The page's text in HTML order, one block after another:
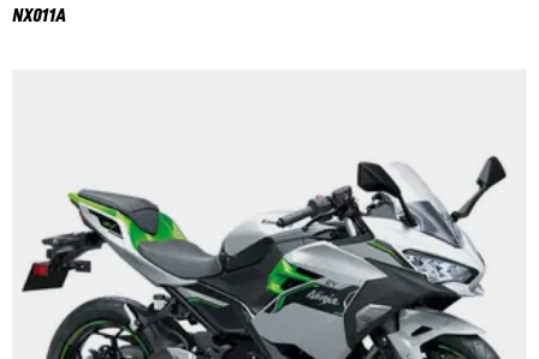
NX011A